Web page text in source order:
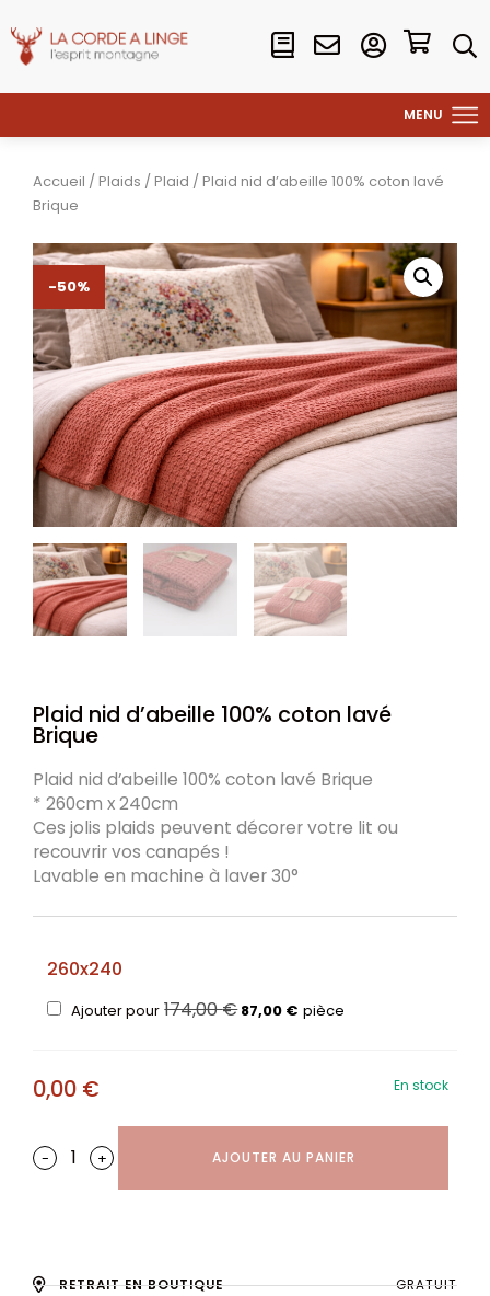
Accueil / Plaids / Plaid / Plaid nid d’abeille 100% coton lavé
Brique
-50%
Plaid nid d’abeille 100% coton lavé
Brique
Plaid nid d’abeille 100% coton lavé Brique
* 260cm x 240cm
Ces jolis plaids peuvent décorer votre lit ou
recouvrir vos canapés !
Lavable en machine à laver 30°
260x240
Ajouter pour 174,00€87,00 € pièce
0,00 € En stock
- + AJOUTER AU PANIER
RETRAIT EN BOUTIQUE GRATUIT